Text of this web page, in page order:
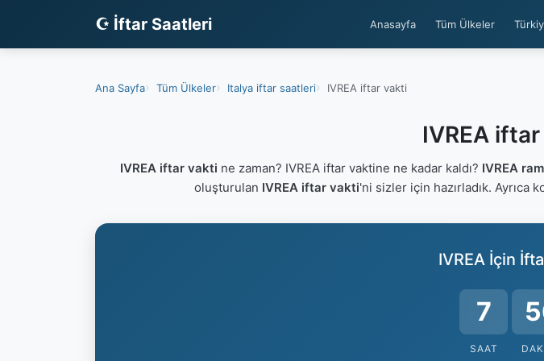
☪ İftar Saatleri Anasayfa Tüm Ülkeler
Ana Sayfa Tüm Ülkeler Italya iftar saatleri IVREA iftar vakti
IVREA
IVREA iftar vakti ne zaman? IVREA iftar vaktine ne kadar kaldı? IVREA
oluşturulan IVREA iftar vakti'ni sizler için hazırladık. Ayrıca
IVREA İçin
7
SAAT